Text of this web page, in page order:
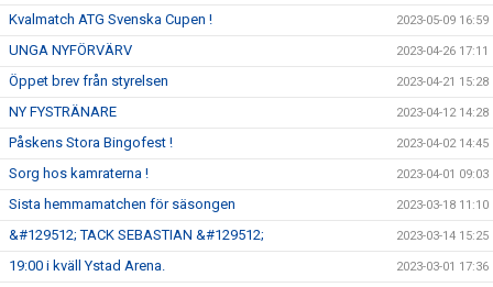
Kvalmatch ATG Svenska Cupen ! 2023-05-09 16:59
UNGA NYFÖRVÄRV 2023-04-26 17:11
Öppet brev från styrelsen 2023-04-21 15:28
NY FYSTRÄNARE 2023-04-12 14:28
Påskens Stora Bingofest ! 2023-04-02 14:45
Sorg hos kamraterna ! 2023-04-01 09:03
Sista hemmamatchen för säsongen 2023-03-18 11:10
&#129512; TACK SEBASTIAN &#129512; 2023-03-14 15:25
19:00 i kväll Ystad Arena. 2023-03-01 17:36